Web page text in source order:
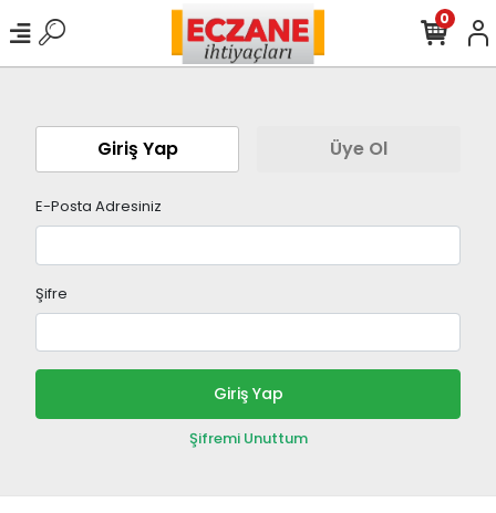
0
Giriş Yap Üye Ol
E-Posta Adresiniz
Şifre
Giriş Yap
Şifremi Unuttum